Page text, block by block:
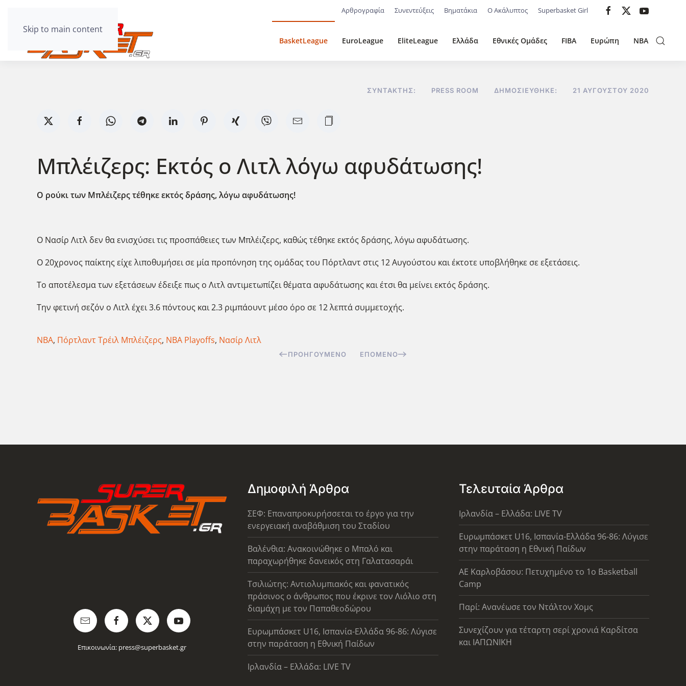
Skip to main content
Αρθρογραφία Συνεντεύξεις Βηματάκια Ο Ακάλυπτος Superbasket Girl
BasketLeague EuroLeague EliteLeague Ελλάδα Εθνικές Ομάδες FIBA Ευρώπη NBA
ΣΥΝΤΆΚΤΗΣ: PRESS ROOM ΔΗΜΟΣΙΕΎΘΗΚΕ: 21 ΑΥΓΟΎΣΤΟΥ 2020
Μπλέιζερς: Εκτός ο Λιτλ λόγω αφυδάτωσης!
Ο ρούκι των Μπλέιζερς τέθηκε εκτός δράσης, λόγω αφυδάτωσης!
Ο Νασίρ Λιτλ δεν θα ενισχύσει τις προσπάθειες των Μπλέιζερς, καθώς τέθηκε εκτός δράσης, λόγω αφυδάτωσης.
Ο 20χρονος παίκτης είχε λιποθυμήσει σε μία προπόνηση της ομάδας του Πόρτλαντ στις 12 Αυγούστου και έκτοτε υποβλήθηκε σε εξετάσεις.
Το αποτέλεσμα των εξετάσεων έδειξε πως ο Λιτλ αντιμετωπίζει θέματα αφυδάτωσης και έτσι θα μείνει εκτός δράσης.
Την φετινή σεζόν ο Λιτλ έχει 3.6 πόντους και 2.3 ριμπάουντ μέσο όρο σε 12 λεπτά συμμετοχής.
NBA, Πόρτλαντ Τρέιλ Μπλέιζερς, NBA Playoffs, Νασίρ Λιτλ
ΠΡΟΗΓΟΎΜΕΝΟ ΕΠΌΜΕΝΟ
Επικοινωνία: press@superbasket.gr
Δημοφιλή Άρθρα
ΣΕΦ: Επαναπροκυρήσσεται το έργο για την
ενεργειακή αναβάθμιση του Σταδίου
Βαλένθια: Ανακοινώθηκε ο Μπαλό και
παραχωρήθηκε δανεικός στη Γαλατασαράι
Τσιλιώτης: Αντιολυμπιακός και φανατικός
πράσινος ο άνθρωπος που έκρινε τον Λιόλιο στη
διαμάχη με τον Παπαθεοδώρου
Ευρωμπάσκετ U16, Ισπανία-Ελλάδα 96-86: Λύγισε
στην παράταση η Εθνική Παίδων
Ιρλανδία – Ελλάδα: LIVE TV
Τελευταία Άρθρα
Ιρλανδία – Ελλάδα: LIVE TV
Ευρωμπάσκετ U16, Ισπανία-Ελλάδα 96-86: Λύγισε
στην παράταση η Εθνική Παίδων
ΑΕ Καρλοβάσου: Πετυχημένο το 1ο Basketball
Camp
Παρί: Ανανέωσε τον Ντάλτον Χομς
Συνεχίζουν για τέταρτη σερί χρονιά Καρδίτσα
και ΙΑΠΩΝΙΚΗ